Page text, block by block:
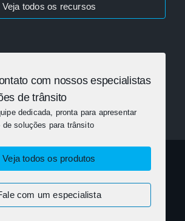
Veja todos os recursos
com nossos especialistas
de trânsito
dedicada, pronta para apresentar
de soluções para trânsito
Veja todos os produtos
com um especialista